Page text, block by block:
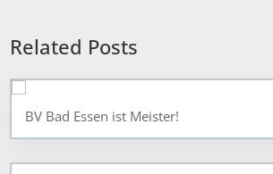
Related Posts
BV Bad Essen ist Meister!